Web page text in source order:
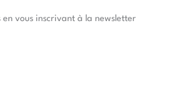
vous inscrivant à la newsletter